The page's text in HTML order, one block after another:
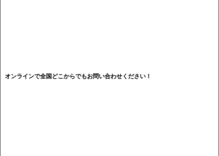
オンラインで全国どこからでもお問い合わせください！